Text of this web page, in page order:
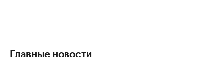
Главные новости